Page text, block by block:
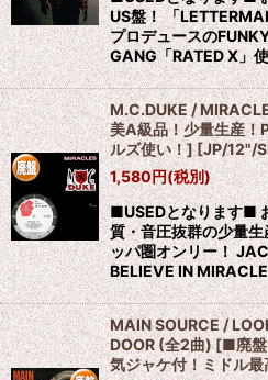
US盤！ 「
プロデュースの
GANG「RATED X」
M.C.DUKE /
美A級品！少量生産！
ルズ使い！] [JP/12"/
1,580円(税別)
■USEDとなります■
質・音圧抜群の少量
ッパ圏オンリー！
BELIEVE IN
MAIN SOURCE /
DOOR (全2曲) [■廃
気ジャケ付！ミドル